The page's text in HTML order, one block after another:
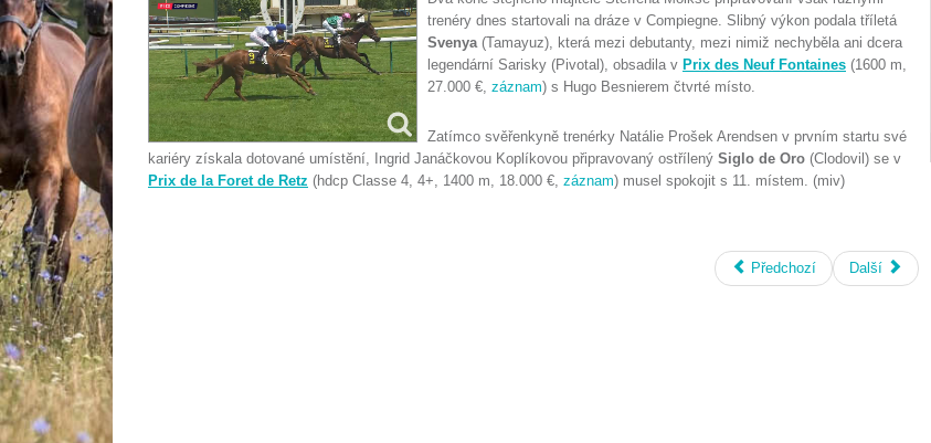
trenéry dnes startovali na dráze v Compiegne. Slibný výkon podala tříletá
Svenya(Tamayuz), která mezi debutanty, mezi nimiž nechyběla ani dcera
legendární Sarisky (Pivotal), obsadila v Prix des Neuf Fontaines (1600 m,
27.000 €, záznam) s Hugo Besnierem čtvrté místo.
Zatímco svěřenkyně trenérky Natálie Prošek Arendsen v prvním startu své
kariéry získala dotované umístění, Ingrid Janáčkovou Koplíkovou připravovaný ostřílený Siglo de Oro (Clodovil) se v
Prix de la Foret de Retz (hdcp Classe 4, 4+, 1400 m, 18.000 €, záznam) musel spokojit s 11. místem. (miv)
Předchozí Další